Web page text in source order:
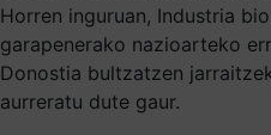
Horren inguruan, Industria
garapenerako nazioarteko
Donostia bultzatzen
aurreratu dute gaur.